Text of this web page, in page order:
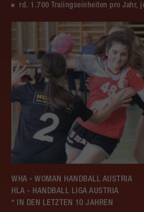
rd. 1.700 Traiingseinheiten pro Jahr,
WHA - WOMAN HANDBALL AUSTRIA
HLA - HANDBALL LIGA AUSTRIA
* IN DEN LETZTEN 10 JAHREN